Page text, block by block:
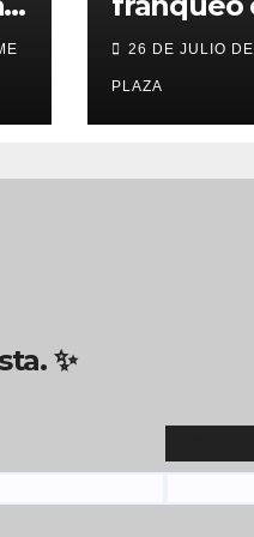
puerta
del
años
26 DE JULIO
PLAZA
✨